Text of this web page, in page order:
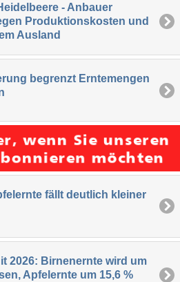
- Anbauer
Produktionskosten und
Ausland
begrenzt Erntemengen
fällt deutlich kleiner
2026: Birnenernte wird um
Apfelernte um 15,6 %